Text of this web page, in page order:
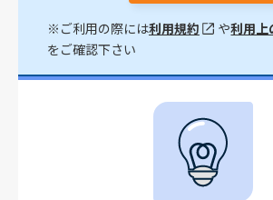
※ご利用の際には利用規約 や利用上
をご確認下さい